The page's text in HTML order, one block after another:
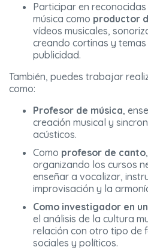
Participar en
música como productor
vídeos musicales,
creando cortinas y
publicidad.
También, puedes trabajar
como:
Profesor de música,
creación musical y
acústicos.
Como profesor de canto
organizando los cursos
enseñar a vocalizar,
improvisación y la
Como investigador en
el análisis de la cultura
relación con otro tipo de
sociales y políticos.